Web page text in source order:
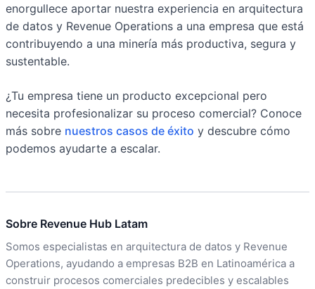
enorgullece aportar nuestra experiencia en arquitectura
de datos y Revenue Operations a una empresa que está
contribuyendo a una minería más productiva, segura y
sustentable.
¿Tu empresa tiene un producto excepcional pero
necesita profesionalizar su proceso comercial? Conoce
más sobre nuestros casos de éxito y descubre cómo
podemos ayudarte a escalar.
Sobre Revenue Hub Latam
Somos especialistas en arquitectura de datos y Revenue
Operations, ayudando a empresas B2B en Latinoamérica a
construir procesos comerciales predecibles y escalables